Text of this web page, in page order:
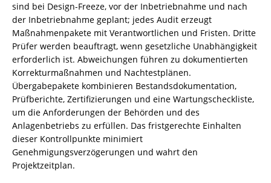
sind bei Design-Freeze, vor der Inbetriebnahme und nach
der Inbetriebnahme geplant; jedes Audit erzeugt
Maßnahmenpakete mit Verantwortlichen und Fristen. Dritte
Prüfer werden beauftragt, wenn gesetzliche Unabhängigkeit
erforderlich ist. Abweichungen führen zu dokumentierten
Korrekturmaßnahmen und Nachtestplänen.
Übergabepakete kombinieren Bestandsdokumentation,
Prüfberichte, Zertifizierungen und eine Wartungscheckliste,
um die Anforderungen der Behörden und des
Anlagenbetriebs zu erfüllen. Das fristgerechte Einhalten
dieser Kontrollpunkte minimiert
Genehmigungsverzögerungen und wahrt den
Projektzeitplan.